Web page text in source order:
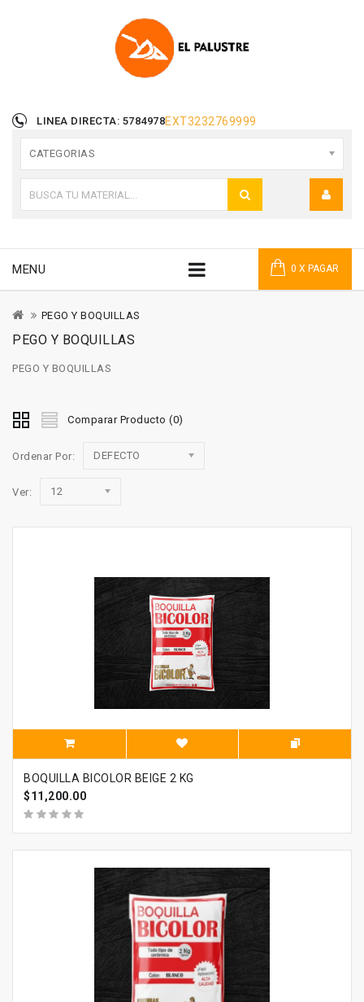
LINEA DIRECTA: 5784978EXT3232769999
CATEGORIAS
0 X PAGAR
MENU
PEGO Y BOQUILLAS
PEGO Y BOQUILLAS
PEGO Y BOQUILLAS
Comparar Producto (0)
Ordenar Por: DEFECTO
Ver: 12
BOQUILLA BICOLOR BEIGE 2 KG
$11,200.00